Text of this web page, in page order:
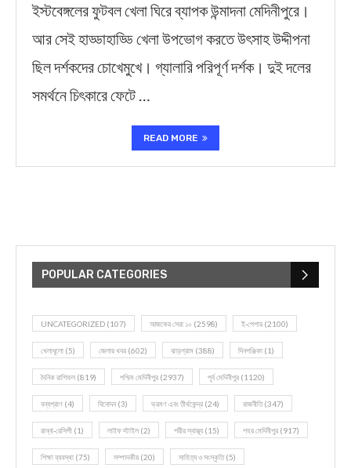
ইস্টবেঙ্গলের ফুটবল খেলা ঘিরে ব্যাপক উন্মাদনা মেদিনীপুরে।
আর সেই হাড্ডাহাড্ডি খেলা উপভোগ করতে উৎসাহ উদ্দীপনা
ছিল দর্শকদের চোখেমুখে। গ্যালারি পরিপূর্ণ দর্শক। দুই দলের
সমর্থনে চিৎকারে ফেটে …
READ MORE
POPULAR CATEGORIES
UNCATEGORIZED (107) আজকের সেরা ১০ (2598) ই-পেপার (2100)
খেলাধূলো (5) জেলার খবর (602) ঝাড়গ্রাম (388) দিনপঞ্জিকা (1)
দৈনিক রাশিফল (819) পশ্চিম মেদিনীপুর (2937) পূর্ব মেদিনীপুর (1120)
বন্যপ্রাণ (4) বিনোদন(3) ভ্রমণ এবং তীর্থকেন্দ্র (24) রাজনীতি(347)
রান্না-রেসিপী (1) লাইফ স্টাইল (2) শরীর স্বাস্থ্য (15) শহর মেদিনীপুর (917)
শিক্ষা ব্যবস্থা (75) সম্পাদকীয় (20) সাহিত্য ও সংস্কৃতি(5)